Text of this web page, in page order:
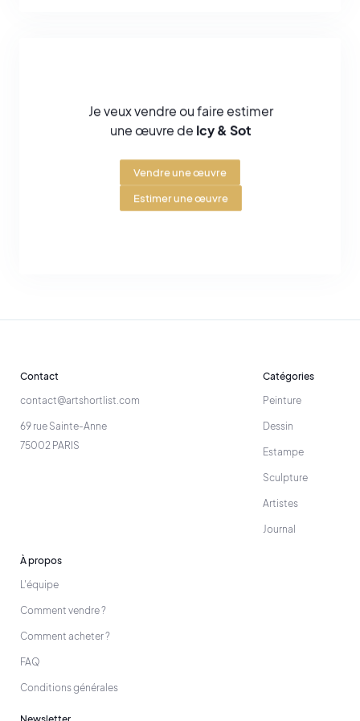
Je veux vendre ou faire estimer
une œuvre de Icy & Sot
Vendre une œuvre
Estimer une œuvre
Contact
contact@artshortlist.com
69 rue Sainte-Anne
75002 PARIS
Catégories
Peinture
Dessin
Estampe
Sculpture
Artistes
Journal
À propos
L'équipe
Comment vendre ?
Comment acheter ?
FAQ
Conditions générales